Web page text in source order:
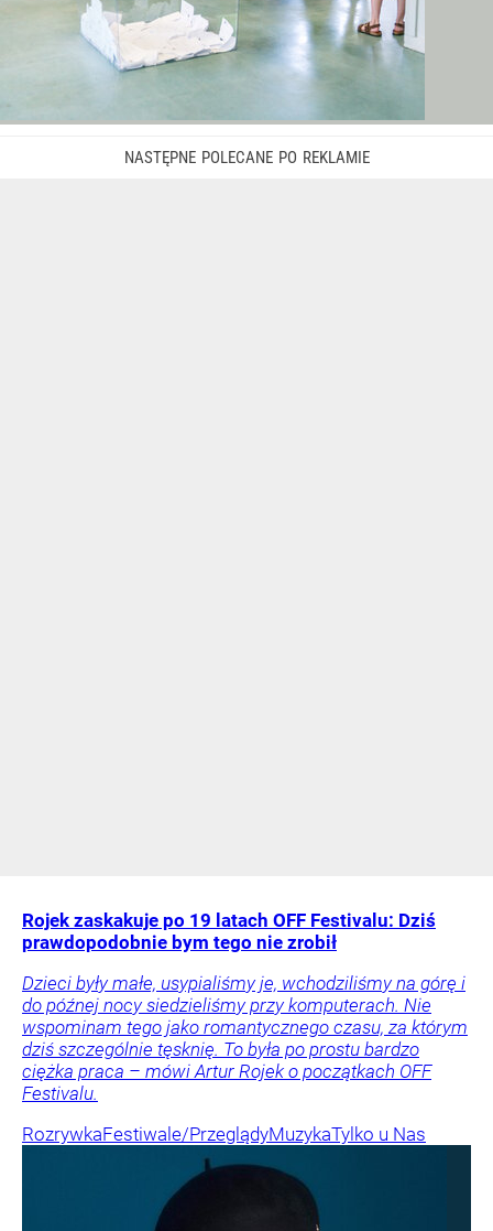
Rojek zaskakuje po 19 latach OFF Festivalu: Dziś
prawdopodobnie bym tego nie zrobił
Dzieci były małe, usypialiśmy je, wchodziliśmy na górę i
do późnej nocy siedzieliśmy przy komputerach. Nie
wspominam tego jako romantycznego czasu, za którym
dziś szczególnie tęsknię. To była po prostu bardzo
ciężka praca – mówi Artur Rojek o początkach OFF
Festivalu.
RozrywkaFestiwale/PrzeglądyMuzykaTylko u Nas